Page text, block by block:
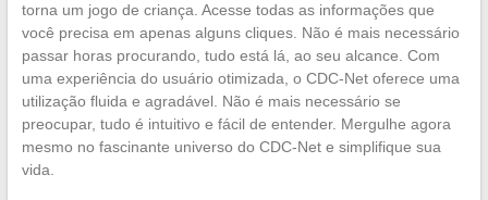
torna um jogo de criança. Acesse todas as informações que
você precisa em apenas alguns cliques. Não é mais necessário
passar horas procurando, tudo está lá, ao seu alcance. Com
uma experiência do usuário otimizada, o CDC-Net oferece uma
utilização fluida e agradável. Não é mais necessário se
preocupar, tudo é intuitivo e fácil de entender. Mergulhe agora
mesmo no fascinante universo do CDC-Net e simplifique sua
vida.